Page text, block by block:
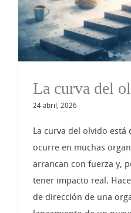
La curva del
24 abril, 2026
La curva del olvido está
ocurre en muchas
arrancan con fuerza y,
tener impacto real.
de dirección de una